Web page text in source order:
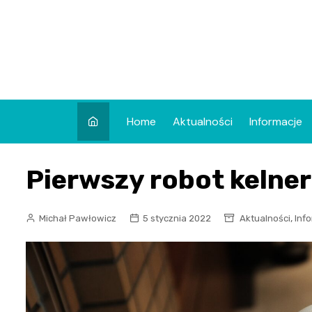
Home Aktualności Informacje
Pierwszy robot
Michał Pawłowicz 5 stycznia 2022 Aktualności,